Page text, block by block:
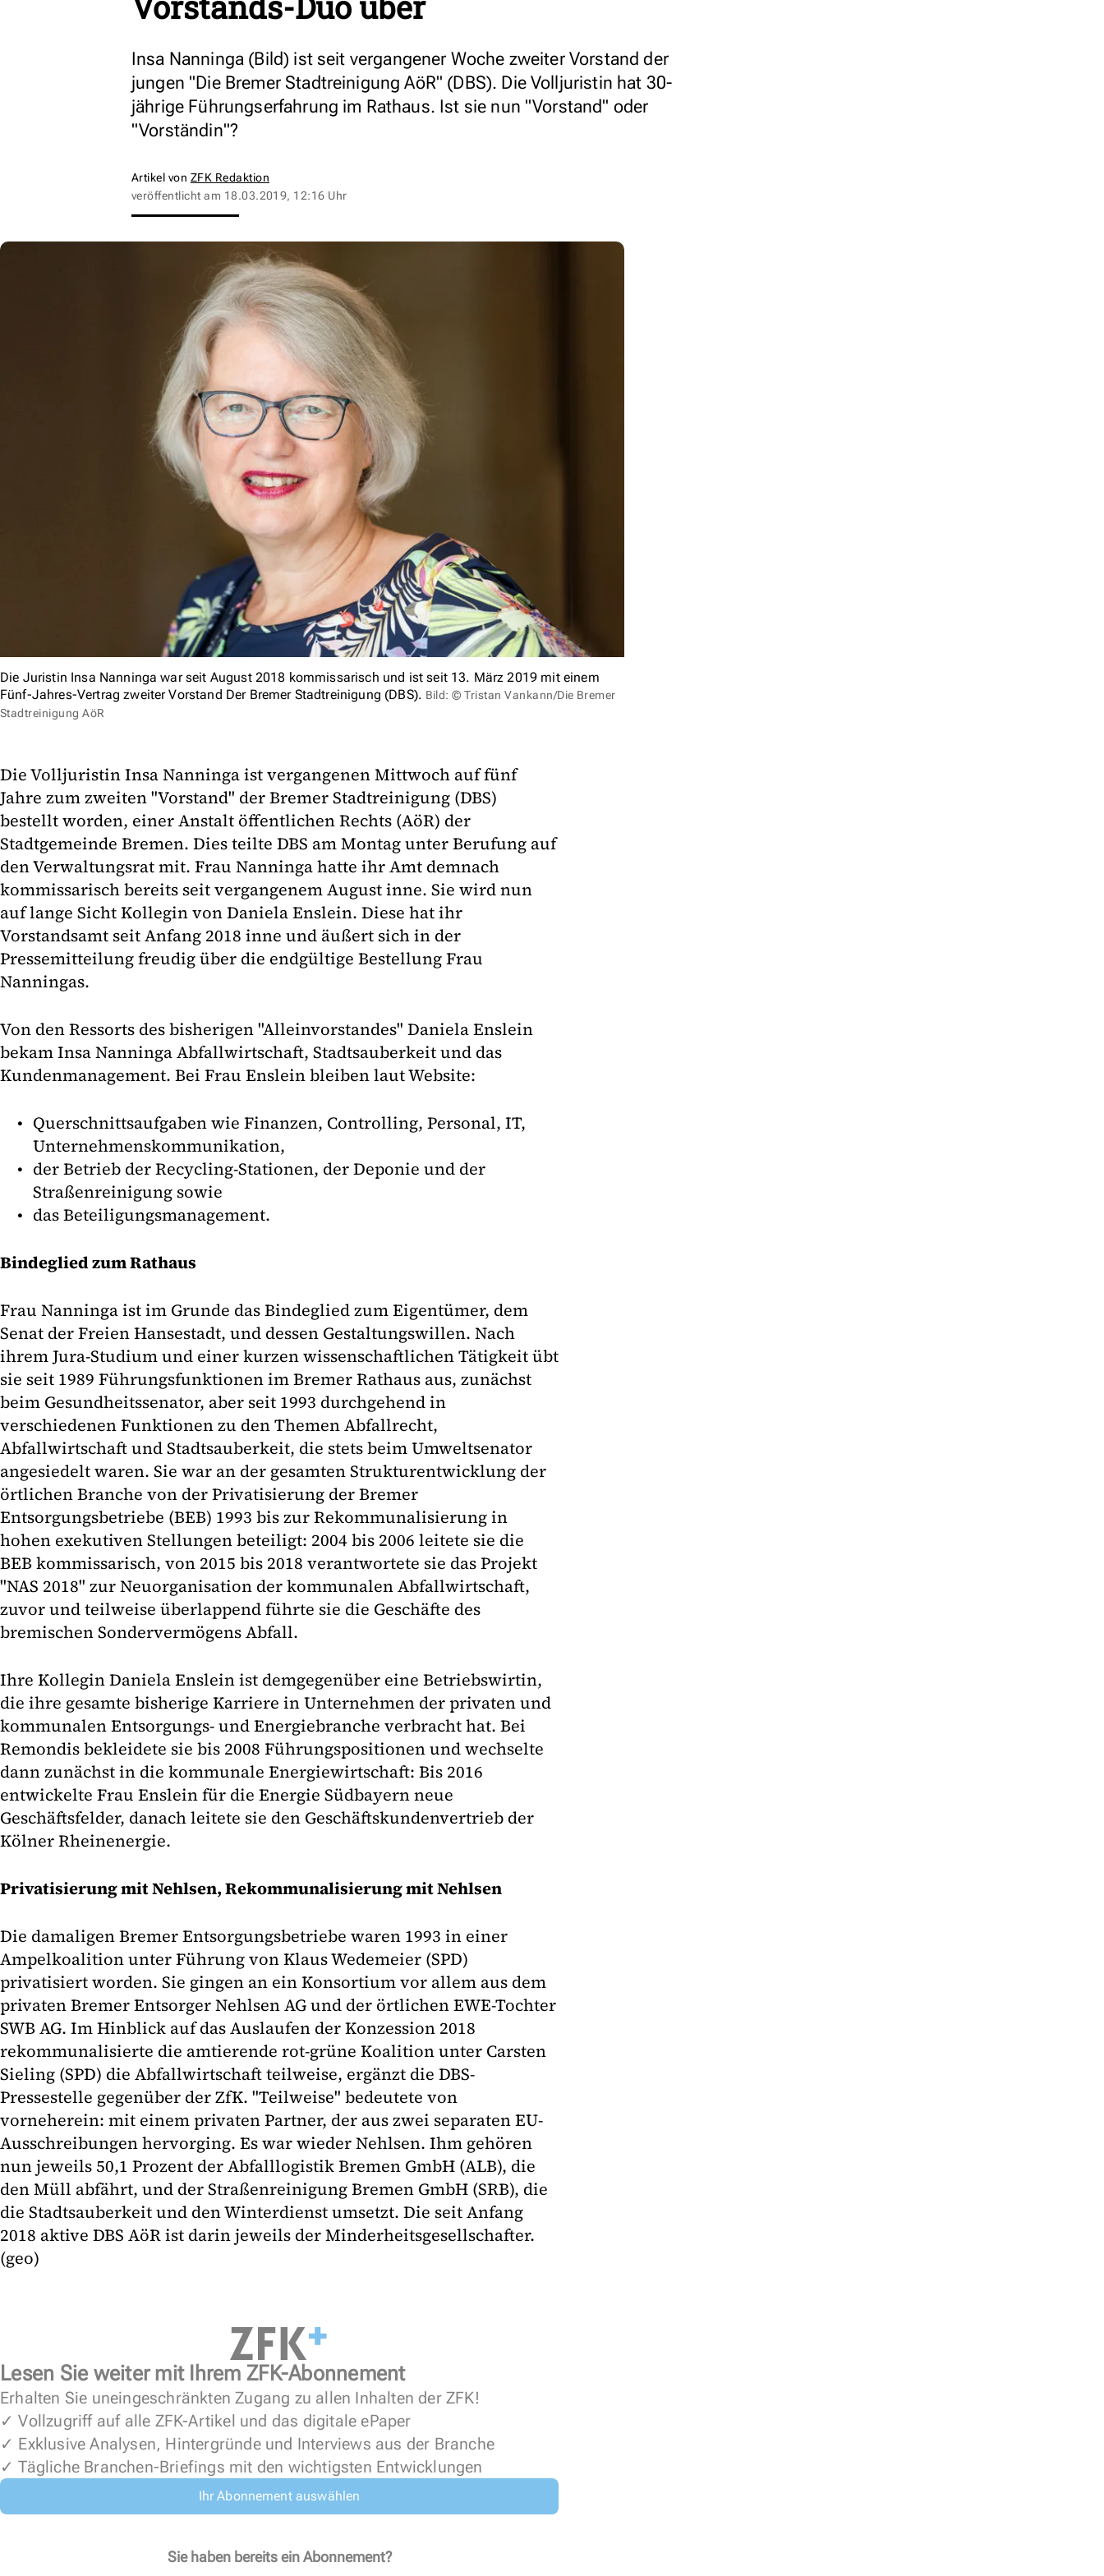
Insa Nanninga (Bild) ist seit vergangener Woche zweiter Vorstand der
jungen "Die Bremer Stadtreinigung AöR" (DBS). Die Volljuristin hat 30-
jährige Führungserfahrung im Rathaus. Ist sie nun "Vorstand" oder
"Vorständin"?
Artikel von ZFK Redaktion
veröffentlicht am 18.03.2019, 12:16 Uhr
Die Juristin Insa Nanninga war seit August 2018 kommissarisch und ist seit 13. März 2019 mit einem
Fünf-Jahres-Vertrag zweiter Vorstand Der Bremer Stadtreinigung (DBS). Bild: © Tristan Vankann/Die Bremer
Stadtreinigung AöR
Die Volljuristin Insa Nanninga ist vergangenen Mittwoch auf fünf
Jahre zum zweiten "Vorstand" der Bremer Stadtreinigung (DBS)
bestellt worden, einer Anstalt öffentlichen Rechts (AöR) der
Stadtgemeinde Bremen. Dies teilte DBS am Montag unter Berufung auf
den Verwaltungsrat mit. Frau Nanninga hatte ihr Amt demnach
kommissarisch bereits seit vergangenem August inne. Sie wird nun
auf lange Sicht Kollegin von Daniela Enslein. Diese hat ihr
Vorstandsamt seit Anfang 2018 inne und äußert sich in der
Pressemitteilung freudig über die endgültige Bestellung Frau
Nanningas.
Von den Ressorts des bisherigen "Alleinvorstandes" Daniela Enslein
bekam Insa Nanninga Abfallwirtschaft, Stadtsauberkeit und das
Kundenmanagement. Bei Frau Enslein bleiben laut Website:
Querschnittsaufgaben wie Finanzen, Controlling, Personal, IT,
Unternehmenskommunikation,
der Betrieb der Recycling-Stationen, der Deponie und der
Straßenreinigung sowie
das Beteiligungsmanagement.
Bindeglied zum Rathaus
Frau Nanninga ist im Grunde das Bindeglied zum Eigentümer, dem
Senat der Freien Hansestadt, und dessen Gestaltungswillen. Nach
ihrem Jura-Studium und einer kurzen wissenschaftlichen Tätigkeit übt
sie seit 1989 Führungsfunktionen im Bremer Rathaus aus, zunächst
beim Gesundheitssenator, aber seit 1993 durchgehend in
verschiedenen Funktionen zu den Themen Abfallrecht,
Abfallwirtschaft und Stadtsauberkeit, die stets beim Umweltsenator
angesiedelt waren. Sie war an der gesamten Strukturentwicklung der
örtlichen Branche von der Privatisierung der Bremer
Entsorgungsbetriebe (BEB) 1993 bis zur Rekommunalisierung in
hohen exekutiven Stellungen beteiligt: 2004 bis 2006 leitete sie die
BEB kommissarisch, von 2015 bis 2018 verantwortete sie das Projekt
"NAS 2018" zur Neuorganisation der kommunalen Abfallwirtschaft,
zuvor und teilweise überlappend führte sie die Geschäfte des
bremischen Sondervermögens Abfall.
Ihre Kollegin Daniela Enslein ist demgegenüber eine Betriebswirtin,
die ihre gesamte bisherige Karriere in Unternehmen der privaten und
kommunalen Entsorgungs- und Energiebranche verbracht hat. Bei
Remondis bekleidete sie bis 2008 Führungspositionen und wechselte
dann zunächst in die kommunale Energiewirtschaft: Bis 2016
entwickelte Frau Enslein für die Energie Südbayern neue
Geschäftsfelder, danach leitete sie den Geschäftskundenvertrieb der
Kölner Rheinenergie.
Privatisierung mit Nehlsen, Rekommunalisierung mit Nehlsen
Die damaligen Bremer Entsorgungsbetriebe waren 1993 in einer
Ampelkoalition unter Führung von Klaus Wedemeier (SPD)
privatisiert worden. Sie gingen an ein Konsortium vor allem aus dem
privaten Bremer Entsorger Nehlsen AG und der örtlichen EWE-Tochter
SWB AG. Im Hinblick auf das Auslaufen der Konzession 2018
rekommunalisierte die amtierende rot-grüne Koalition unter Carsten
Sieling (SPD) die Abfallwirtschaft teilweise, ergänzt die DBS-
Pressestelle gegenüber der ZfK. "Teilweise" bedeutete von
vorneherein: mit einem privaten Partner, der aus zwei separaten EU-
Ausschreibungen hervorging. Es war wieder Nehlsen. Ihm gehören
nun jeweils 50,1 Prozent der Abfalllogistik Bremen GmbH (ALB), die
den Müll abfährt, und der Straßenreinigung Bremen GmbH (SRB), die
die Stadtsauberkeit und den Winterdienst umsetzt. Die seit Anfang
2018 aktive DBS AöR ist darin jeweils der Minderheitsgesellschafter.
(geo)
Lesen Sie weiter mit Ihrem ZFK-Abonnement
Erhalten Sie uneingeschränkten Zugang zu allen Inhalten der ZFK!
✓ Vollzugriff auf alle ZFK-Artikel und das digitale ePaper
✓ Exklusive Analysen, Hintergründe und Interviews aus der Branche
✓ Tägliche Branchen-Briefings mit den wichtigsten Entwicklungen
Ihr Abonnement auswählen
Sie haben bereits ein Abonnement?